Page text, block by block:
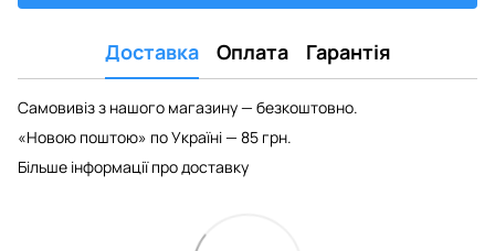
Доставка Оплата Гарантія
Самовивіз з нашого магазину — безкоштовно.
«Новою поштою» по Україні — 85 грн.
Більше інформації про доставку